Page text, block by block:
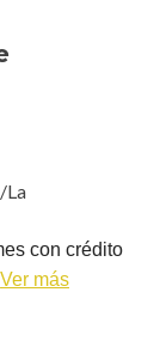
La
con crédito
Ver más